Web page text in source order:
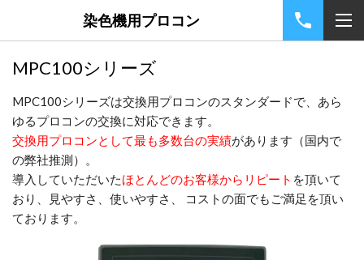
染色機用プロコン
MPC100シリーズ
MPC100シリーズは交換用プロコンのスタンダードで、あら
ゆるプロコンの交換に対応できます。
交換用プロコンとして最も多数台の実績があります（国内で
の弊社推測）。
導入していただいたほとんどのお客様からリピート を頂いて
おり、見やすさ、使いやすさ、 コストの面でもご満足を頂い
ております。